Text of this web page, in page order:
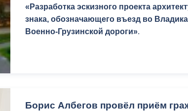
«Разработка эскизного проекта
знака, обозначающего въезд во
Военно-Грузинской дороги».
Борис Албегов провёл приём